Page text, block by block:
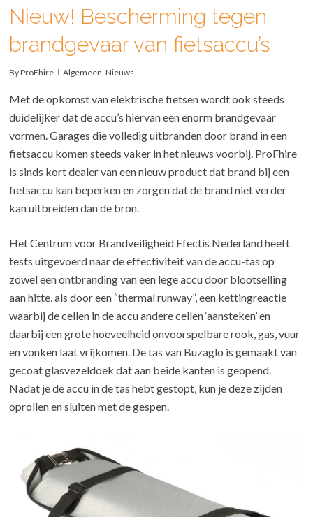
Nieuw! Bescherming tegen
brandgevaar van fietsaccu’s
ByProFhire Algemeen ,Nieuws
Met de opkomst van elektrische fietsen wordt ook steeds
duidelijker dat de accu’s hiervan een enorm brandgevaar
vormen. Garages die volledig uitbranden door brand in een
fietsaccu komen steeds vaker in het nieuws voorbij. ProFhire
is sinds kort dealer van een nieuw product dat brand bij een
fietsaccu kan beperken en zorgen dat de brand niet verder
kan uitbreiden dan de bron.
Het Centrum voor Brandveiligheid Efectis Nederland heeft
tests uitgevoerd naar de effectiviteit van de accu-tas op
zowel een ontbranding van een lege accu door blootselling
aan hitte, als door een “thermal runway”, een kettingreactie
waarbij de cellen in de accu andere cellen ‘aansteken’ en
daarbij een grote hoeveelheid onvoorspelbare rook, gas, vuur
en vonken laat vrijkomen. De tas van Buzaglo is gemaakt van
gecoat glasvezeldoek dat aan beide kanten is geopend.
Nadat je de accu in de tas hebt gestopt, kun je deze zijden
oprollen en sluiten met de gespen.